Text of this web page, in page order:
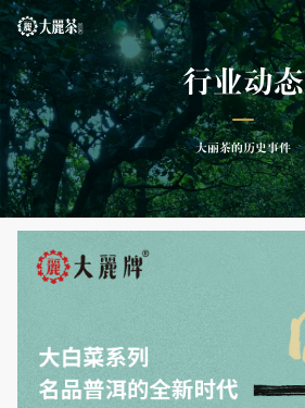
行业动态
大丽茶的历史事件